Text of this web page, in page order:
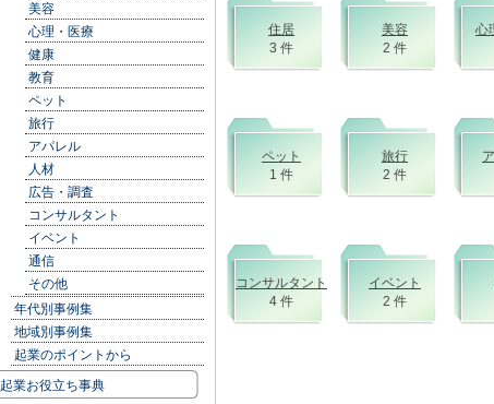
住居
3 件
美容
2 件
心
ペット
1 件
旅行
2 件
コンサルタント
4 件
イベント
2 件
美容
心理・医療
健康
教育
ペット
旅行
アパレル
人材
広告・調査
コンサルタント
イベント
通信
その他
年代別事例集
地域別事例集
起業のポイントから
起業お役立ち事典